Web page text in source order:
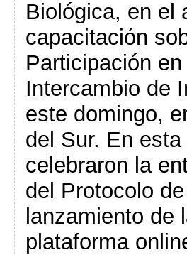
Biológica, en el
capacitación
Participación
Intercambio de
este domingo,
del Sur. En
celebraron la
del Protocolo
lanzamiento de
plataforma